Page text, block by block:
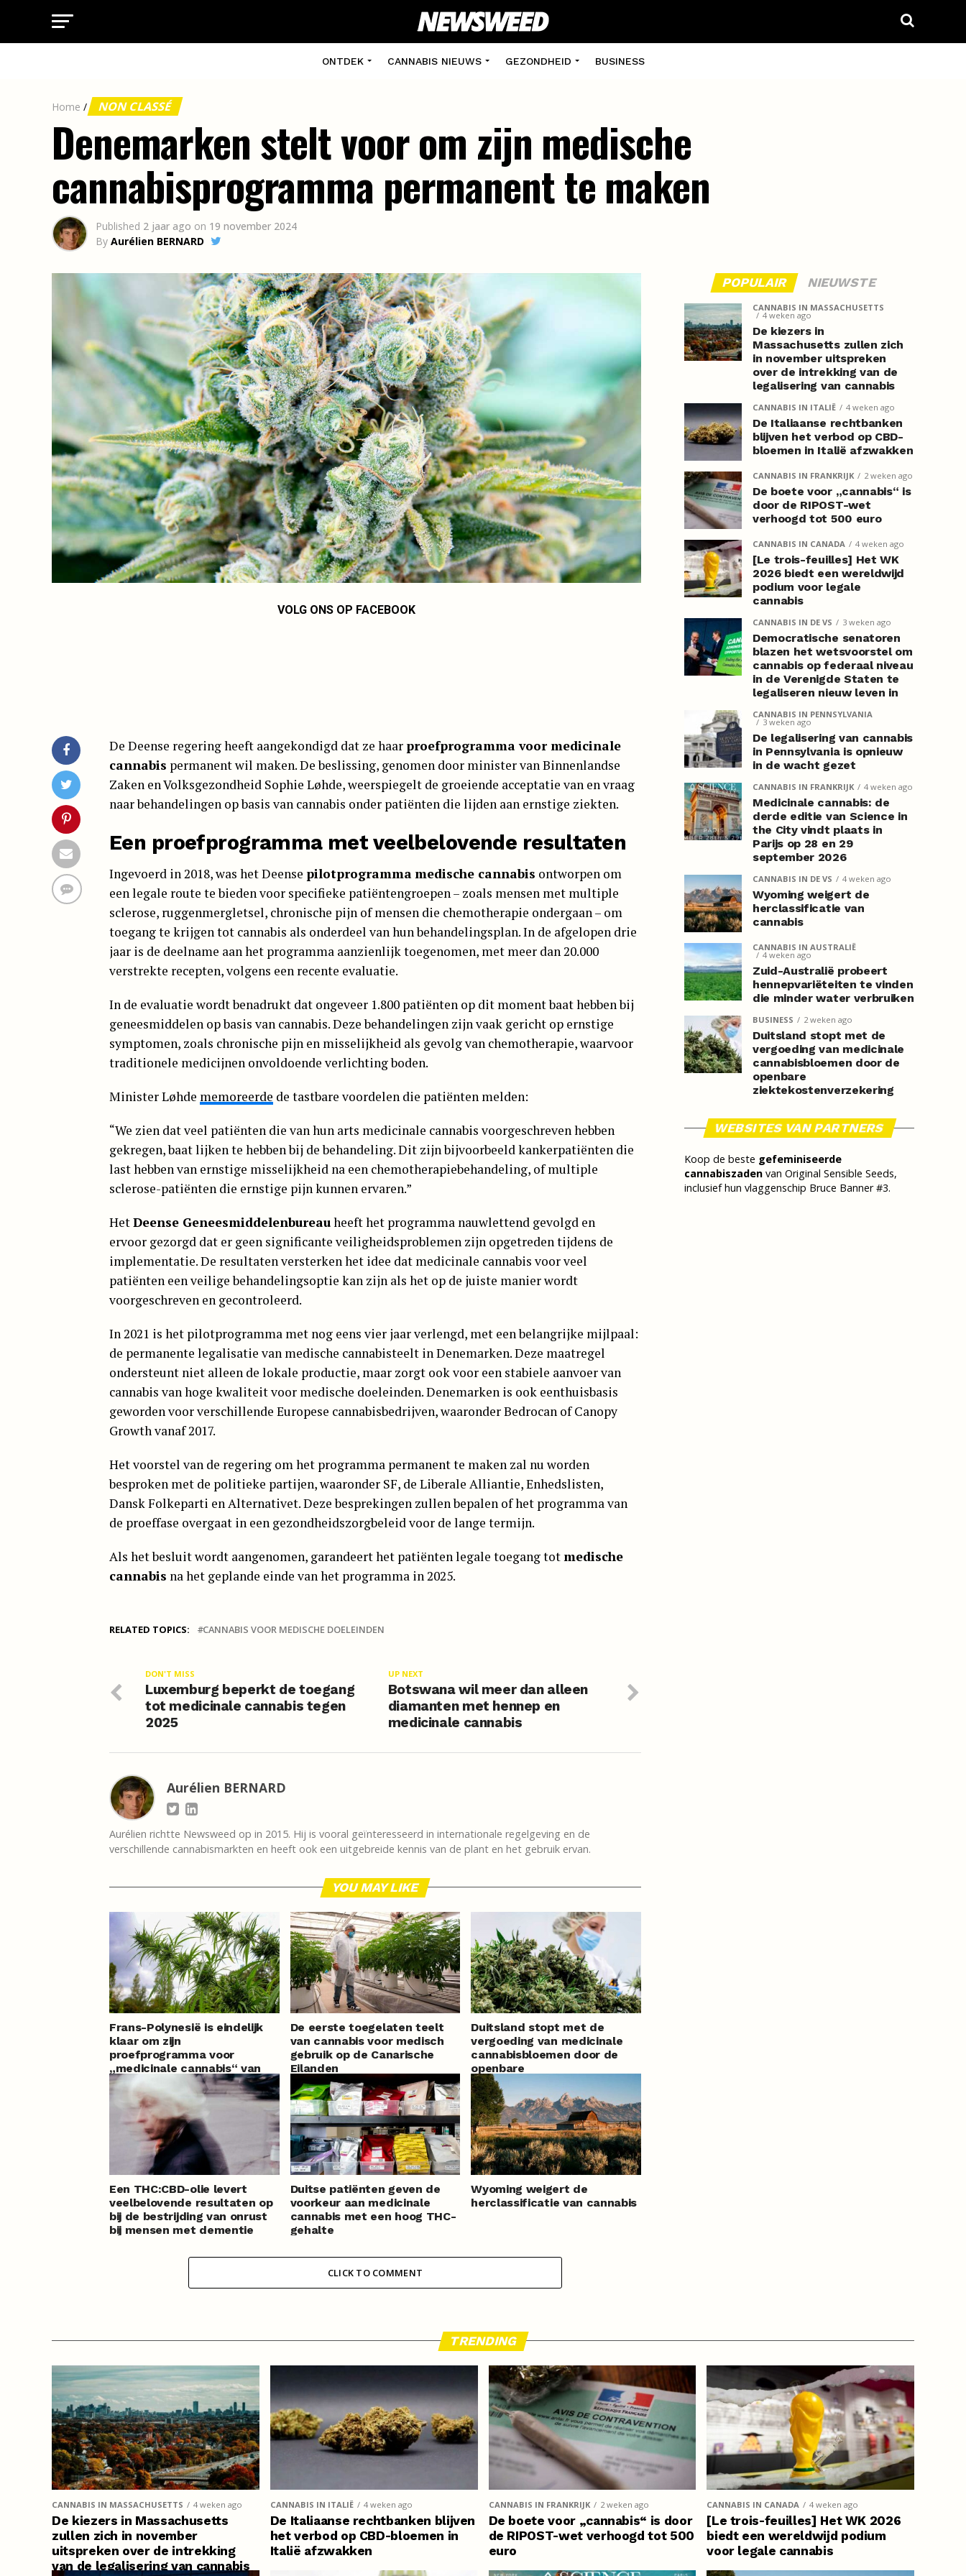
ONTDEK CANNABIS NIEUWS GEZONDHEID BUSINESS
Home / NON CLASSÉ
Denemarken stelt voor om zijn medische
cannabisprogramma permanent te maken
Published 2 jaar ago on 19 november 2024
By Aurélien BERNARD
VOLG ONS OP FACEBOOK
De Deense regering heeft aangekondigd dat ze haar proefprogramma voor medicinale
cannabis permanent wil maken. De beslissing, genomen door minister van Binnenlandse
Zaken en Volksgezondheid Sophie Løhde, weerspiegelt de groeiende acceptatie van en vraag
naar behandelingen op basis van cannabis onder patiënten die lijden aan ernstige ziekten.
Een proefprogramma met veelbelovende resultaten
Ingevoerd in 2018, was het Deense pilotprogramma medische cannabis ontworpen om
een legale route te bieden voor specifieke patiëntengroepen – zoals mensen met multiple
sclerose, ruggenmergletsel, chronische pijn of mensen die chemotherapie ondergaan – om
toegang te krijgen tot cannabis als onderdeel van hun behandelingsplan. In de afgelopen drie
jaar is de deelname aan het programma aanzienlijk toegenomen, met meer dan 20.000
verstrekte recepten, volgens een recente evaluatie.
In de evaluatie wordt benadrukt dat ongeveer 1.800 patiënten op dit moment baat hebben bij
geneesmiddelen op basis van cannabis. Deze behandelingen zijn vaak gericht op ernstige
symptomen, zoals chronische pijn en misselijkheid als gevolg van chemotherapie, waarvoor
traditionele medicijnen onvoldoende verlichting boden.
Minister Løhde memoreerde de tastbare voordelen die patiënten melden:
“We zien dat veel patiënten die van hun arts medicinale cannabis voorgeschreven hebben
gekregen, baat lijken te hebben bij de behandeling. Dit zijn bijvoorbeeld kankerpatiënten die
last hebben van ernstige misselijkheid na een chemotherapiebehandeling, of multiple
sclerose-patiënten die ernstige pijn kunnen ervaren.”
HetDeense Geneesmiddelenbureauheeft het programma nauwlettend gevolgd en
ervoor gezorgd dat er geen significante veiligheidsproblemen zijn opgetreden tijdens de
implementatie. De resultaten versterken het idee dat medicinale cannabis voor veel
patiënten een veilige behandelingsoptie kan zijn als het op de juiste manier wordt
voorgeschreven en gecontroleerd.
In 2021 is het pilotprogramma met nog eens vier jaar verlengd, met een belangrijke mijlpaal:
de permanente legalisatie van medische cannabisteelt in Denemarken. Deze maatregel
ondersteunt niet alleen de lokale productie, maar zorgt ook voor een stabiele aanvoer van
cannabis van hoge kwaliteit voor medische doeleinden. Denemarken is ook eenthuisbasis
geworden voor verschillende Europese cannabisbedrijven, waaronder Bedrocan of Canopy
Growth vanaf 2017.
Het voorstel van de regering om het programma permanent te maken zal nu worden
besproken met de politieke partijen, waaronder SF, de Liberale Alliantie, Enhedslisten,
Dansk Folkeparti en Alternativet. Deze besprekingen zullen bepalen of het programma van
de proeffase overgaat in een gezondheidszorgbeleid voor de lange termijn.
Als het besluit wordt aangenomen, garandeert het patiënten legale toegang tot medische
cannabis na het geplande einde van het programma in 2025.
RELATED TOPICS: CANNABIS VOOR MEDISCHE DOELEINDEN
UP NEXT
Botswana wil meer dan alleen
diamanten met hennep en
medicinale cannabis
DON'T MISS
Luxemburg beperkt de toegang
tot medicinale cannabis tegen
2025
Aurélien BERNARD
Aurélien richtte Newsweed op in 2015. Hij is vooral geïnteresseerd in internationale regelgeving en de
verschillende cannabismarkten en heeft ook een uitgebreide kennis van de plant en het gebruik ervan.
YOU MAY LIKE
Frans-Polynesië is eindelijk
klaar om zijn
proefprogramma voor
„medicinale cannabis“ van
start te laten gaan, na
maandenlange vertraging
De eerste toegelaten teelt
van cannabis voor medisch
gebruik op de Canarische
Eilanden
Duitsland stopt met de
vergoeding van medicinale
cannabisbloemen door de
openbare
ziektekostenverzekering
Een THC:CBD-olie levert
veelbelovende resultaten op
bij de bestrijding van onrust
bij mensen met dementie
Duitse patiënten geven de
voorkeur aan medicinale
cannabis met een hoog THC-
gehalte
Wyoming weigert de
herclassificatie van cannabis
CLICK TO COMMENT
POPULAIR NIEUWSTE
CANNABIS IN MASSACHUSETTS
4 weken ago
De kiezers in
Massachusetts zullen zich
in november uitspreken
over de intrekking van de
legalisering van cannabis
CANNABIS IN ITALIË 4 weken ago
De Italiaanse rechtbanken
blijven het verbod op CBD-
bloemen in Italië afzwakken
CANNABIS IN FRANKRIJK 2 weken ago
De boete voor „cannabis“ is
door de RIPOST-wet
verhoogd tot 500 euro
CANNABIS IN CANADA 4 weken ago
[Le trois-feuilles] Het WK
2026 biedt een wereldwijd
podium voor legale
cannabis
CANNABIS IN DE VS 3 weken ago
Democratische senatoren
blazen het wetsvoorstel om
cannabis op federaal niveau
in de Verenigde Staten te
legaliseren nieuw leven in
CANNABIS IN PENNSYLVANIA
3 weken ago
De legalisering van cannabis
in Pennsylvania is opnieuw
in de wacht gezet
CANNABIS IN FRANKRIJK 4 weken ago
Medicinale cannabis: de
derde editie van Science in
the City vindt plaats in
Parijs op 28 en 29
september 2026
CANNABIS IN DE VS 4 weken ago
Wyoming weigert de
herclassificatie van
cannabis
CANNABIS IN AUSTRALIË
4 weken ago
Zuid-Australië probeert
hennepvariëteiten te vinden
die minder water verbruiken
BUSINESS 2 weken ago
Duitsland stopt met de
vergoeding van medicinale
cannabisbloemen door de
openbare
ziektekostenverzekering
WEBSITES VAN PARTNERS
Koop de beste gefeminiseerde
cannabiszaden van Original Sensible Seeds,
inclusief hun vlaggenschip Bruce Banner #3.
TRENDING
CANNABIS IN MASSACHUSETTS 4 weken ago
De kiezers in Massachusetts
zullen zich in november
uitspreken over de intrekking
van de legalisering van cannabis
CANNABIS IN ITALIË 4 weken ago
De Italiaanse rechtbanken blijven
het verbod op CBD-bloemen in
Italië afzwakken
CANNABIS IN FRANKRIJK 2 weken ago
De boete voor „cannabis“ is door
de RIPOST-wet verhoogd tot 500
euro
CANNABIS IN CANADA 4 weken ago
[Le trois-feuilles] Het WK 2026
biedt een wereldwijd podium
voor legale cannabis